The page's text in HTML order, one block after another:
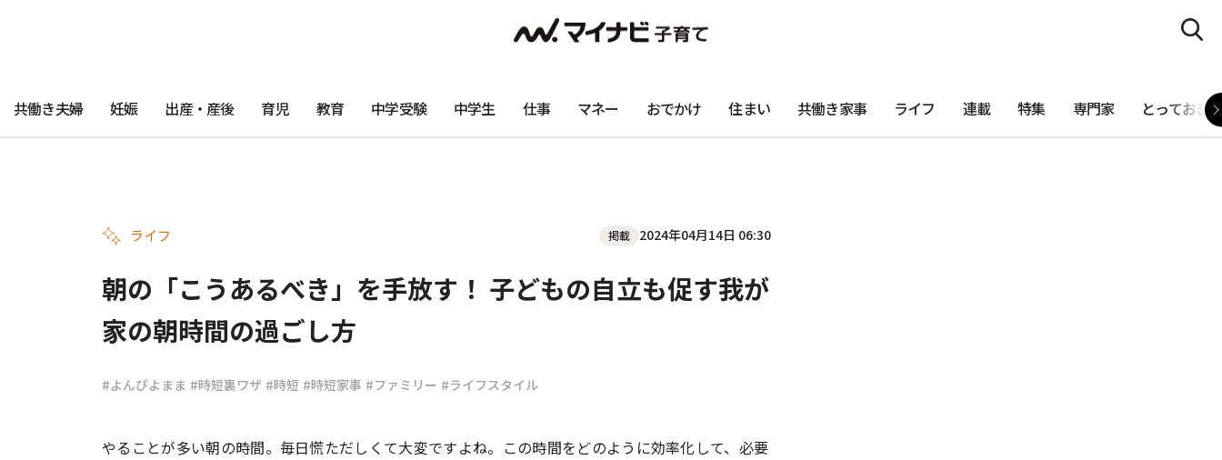
共働き夫婦 妊娠 出産・産後 育児 教育 中学受験 中学生 仕事 マネー おでかけ 住まい 共働き家事 ライフ 連載 特集 専門家 とっておき
ライフ 掲載 2024年04月14日 06:30
朝の「こうあるべき」を手放す！ 子どもの自立も促す我が
家の朝時間の過ごし方
#よんぴよまま #時短裏ワザ #時短 #時短家事 #ファミリー #ライフスタイル
やることが多い朝の時間。毎日慌ただしくて大変ですよね。この時間をどのように効率化して、必要